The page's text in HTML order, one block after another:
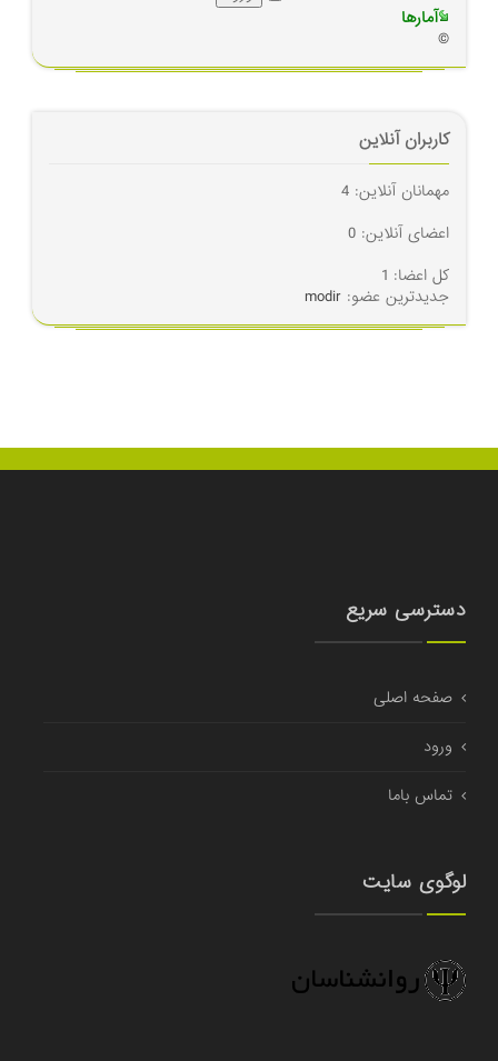
آمارها
©
کاربران آنلاین
مهمانان آنلاین: 4
اعضای آنلاین: 0
کل اعضا: 1
جدیدترین عضو: modir
دسترسی سریع
صفحه اصلی
ورود
تماس باما
لوگوی سایت